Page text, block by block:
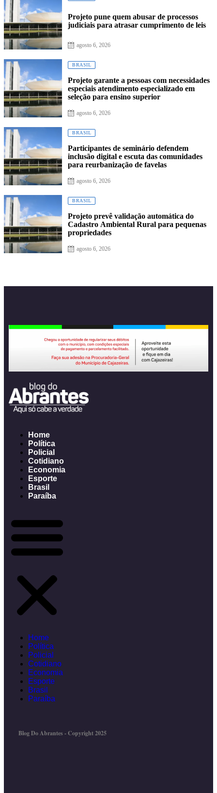
Projeto pune quem abusar de processos
judiciais para atrasar cumprimento de leis
agosto 6, 2026
BRASIL
Projeto garante a pessoas com necessidades
especiais atendimento especializado em
seleção para ensino superior
agosto 6, 2026
BRASIL
Participantes de seminário defendem
inclusão digital e escuta das comunidades
para reurbanização de favelas
agosto 6, 2026
BRASIL
Projeto prevê validação automática do
Cadastro Ambiental Rural para pequenas
propriedades
agosto 6, 2026
Home
Política
Policial
Cotidiano
Economia
Esporte
Brasil
Paraíba
Home
Política
Policial
Cotidiano
Economia
Esporte
Brasil
Paraíba
Blog Do Abrantes - Copyright 2025